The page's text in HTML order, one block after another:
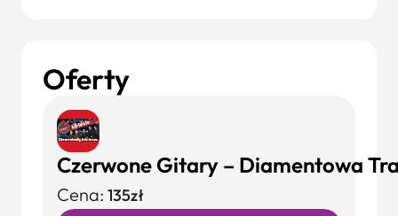
Oferty
Czerwone Gitary – Diamentowa
Cena: 135zł